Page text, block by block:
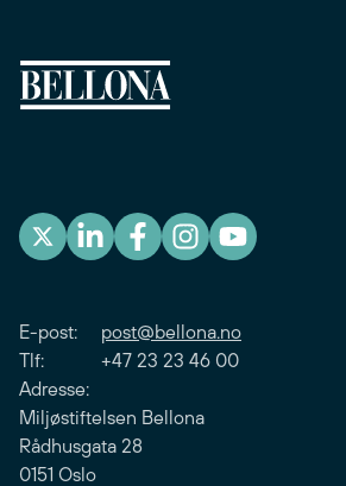
E-post: post@bellona.no
Tlf: +47 23 23 46 00
Adresse:
Miljøstiftelsen Bellona
Rådhusgata 28
0151 Oslo